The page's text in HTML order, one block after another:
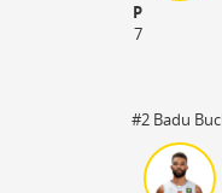
P
7
#2 Badu